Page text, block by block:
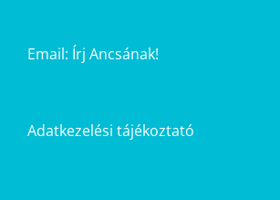
Email: Írj Ancsának!
Adatkezelési tájékoztató